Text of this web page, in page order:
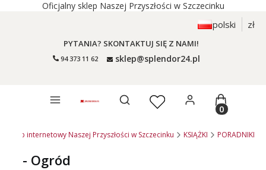
Oficjalny sklep Naszej Przyszłości w Szczecinku
polski zł
PYTANIA? SKONTAKTUJ SIĘ Z NAMI!
94 373 11 62 sklep@splendor24.pl
Otwórz wyszukiwarkęProdukty
sklep internetowy Naszej Przyszłości w Szczecinku KSIĄŻKI PORADNIKI
- Ogród